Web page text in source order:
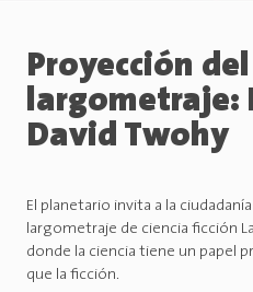
Proyección del
largometraje:
David Twohy
El planetario invita a la
largometraje de ciencia ficción
donde la ciencia tiene un papel
que la ficción.